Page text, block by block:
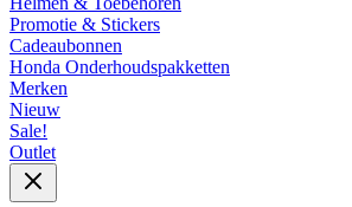
Promotie & Stickers
Cadeaubonnen
Honda Onderhoudspakketten
Merken
Nieuw
Sale!
Outlet